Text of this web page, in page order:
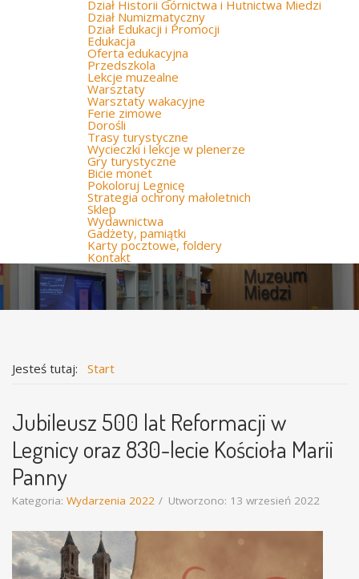
Dział Historii Górnictwa i Hutnictwa Miedzi
Dział Numizmatyczny
Dział Edukacji i Promocji
Edukacja
Oferta edukacyjna
Przedszkola
Lekcje muzealne
Warsztaty
Warsztaty wakacyjne
Ferie zimowe
Dorośli
Trasy turystyczne
Wycieczki i lekcje w plenerze
Gry turystyczne
Bicie monet
Pokoloruj Legnicę
Strategia ochrony małoletnich
Sklep
Wydawnictwa
Gadżety, pamiątki
Karty pocztowe, foldery
Kontakt
Jesteś tutaj: Start
Jubileusz 500 lat Reformacji w
Legnicy oraz 830-lecie Kościoła Marii
Panny
Kategoria: Wydarzenia 2022 Utworzono: 13 wrzesień 2022